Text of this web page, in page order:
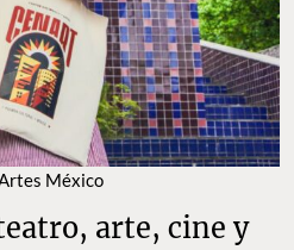
México
arte, cine y